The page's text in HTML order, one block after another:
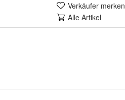
Verkäufer merken
Alle Artikel